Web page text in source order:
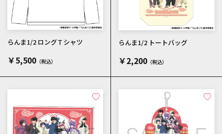
らんま1/2 ロングＴシャツ
￥5,500
らんま1/2 トートバッグ
￥2,200